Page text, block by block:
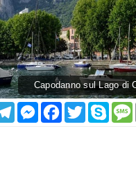
Capodanno sul Lago di
Telegram
Messenger
Facebook
Twitter